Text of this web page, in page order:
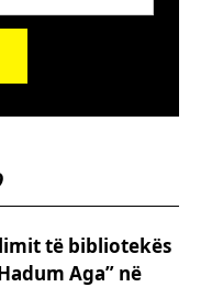
të bibliotekës
Aga” në